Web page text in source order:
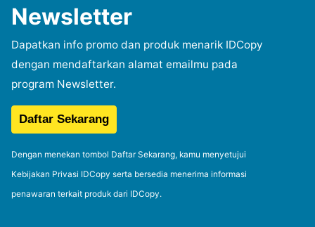
Newsletter
Dapatkan info promo dan produk menarik IDCopy
dengan mendaftarkan alamat emailmu pada
program Newsletter.
Dengan menekan tombol Daftar Sekarang, kamu menyetujui
Kebijakan Privasi IDCopy serta bersedia menerima informasi
penawaran terkait produk dari IDCopy.